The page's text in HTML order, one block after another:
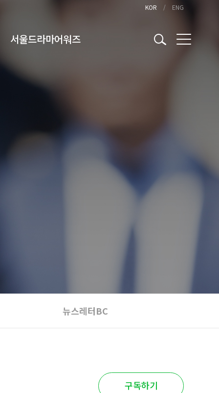
KOR ENG
서울드라마어워즈
뉴스레터BC
구독하기